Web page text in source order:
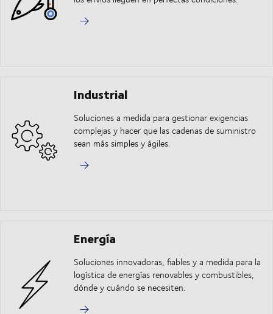
Industrial
Soluciones a medida para gestionar exigencias
complejas y hacer que las cadenas de suministro
sean más simples y ágiles.
Energía
Soluciones innovadoras, fiables y a medida para la
logística de energías renovables y combustibles,
dónde y cuándo se necesiten.